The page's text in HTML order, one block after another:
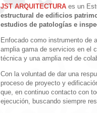
JST ARQUITECTURA es un
estructural de edificios
estudios de patologías e
Enfocado como instrumento de
amplia gama de servicios en el
técnica y una amplia red de
Con la voluntad de dar una
proceso de proyecto y
que, en continuo contacto con
ejecución, buscando siempre